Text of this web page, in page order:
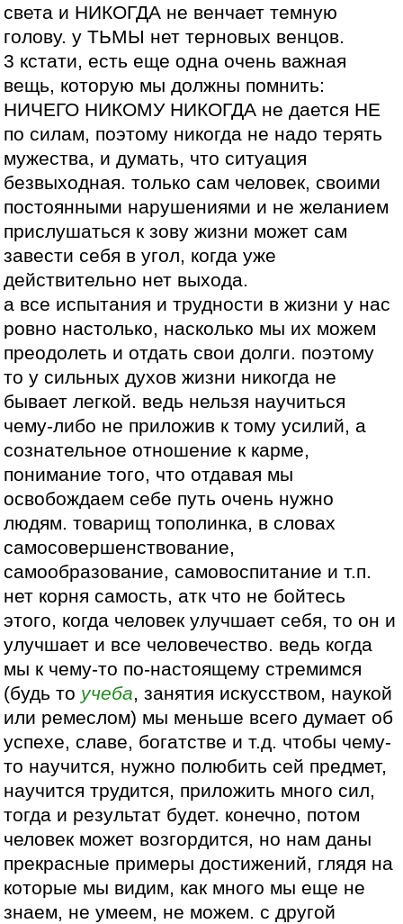
света и НИКОГДА не венчает темную
голову. у ТЬМЫ нет терновых венцов.
3 кстати, есть еще одна очень важная
вещь, которую мы должны помнить:
НИЧЕГО НИКОМУ НИКОГДА не дается НЕ
по силам, поэтому никогда не надо терять
мужества, и думать, что ситуация
безвыходная. только сам человек, своими
постоянными нарушениями и не желанием
прислушаться к зову жизни может сам
завести себя в угол, когда уже
действительно нет выхода.
а все испытания и трудности в жизни у нас
ровно настолько, насколько мы их можем
преодолеть и отдать свои долги. поэтому
то у сильных духов жизни никогда не
бывает легкой. ведь нельзя научиться
чему-либо не приложив к тому усилий, а
сознательное отношение к карме,
понимание того, что отдавая мы
освобождаем себе путь очень нужно
людям. товарищ тополинка, в словах
самосовершенствование,
самообразование, самовоспитание и т.п.
нет корня самость, атк что не бойтесь
этого, когда человек улучшает себя, то он и
улучшает и все человечество. ведь когда
мы к чему-то по-настоящему стремимся
(будь то учеба, занятия искусством, наукой
или ремеслом) мы меньше всего думает об
успехе, славе, богатстве и т.д. чтобы чему-
то научится, нужно полюбить сей предмет,
научится трудится, приложить много сил,
тогда и результат будет. конечно, потом
человек может возгордится, но нам даны
прекрасные примеры достижений, глядя на
которые мы видим, как много мы еще не
знаем, не умеем, не можем. с другой